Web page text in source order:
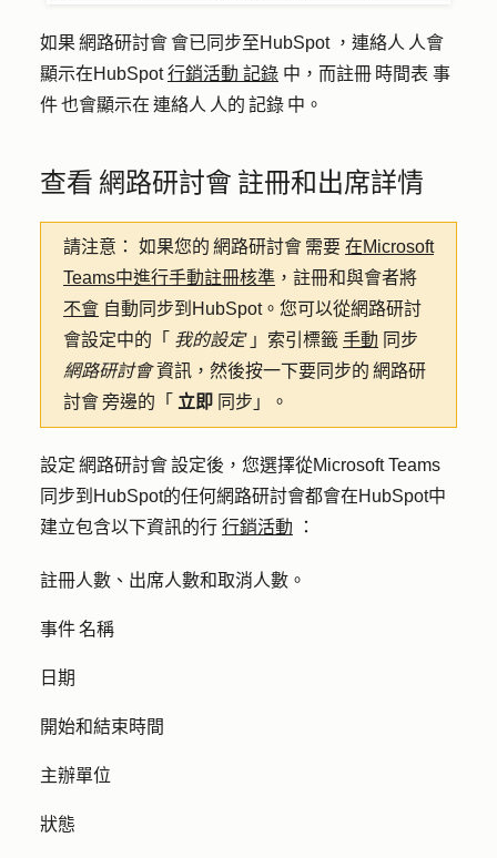
如果 網路研討會 會已同步至HubSpot ，連絡人 人會
顯示在HubSpot行銷活動 記錄 中，而註冊 時間表 事
件 也會顯示在 連絡人 人的 記錄 中。
查看 網路研討會 註冊和出席詳情
請注意： 如果您的 網路研討會 需要 在Microsoft
Teams中進行手動註冊核準 ，註冊和與會者將
不會 自動同步到HubSpot。您可以從網路研討
會設定中的「 我的設定」索引標籤 手動 同步
網路研討會資訊，然後按一下要同步的 網路研
討會 旁邊的「 立即 同步」。
設定 網路研討會 設定後，您選擇從Microsoft Teams
同步到HubSpot的任何網路研討會都會在HubSpot中
建立包含以下資訊的行 行銷活動 ：
註冊人數、出席人數和取消人數。
事件 名稱
日期
開始和結束時間
主辦單位
狀態